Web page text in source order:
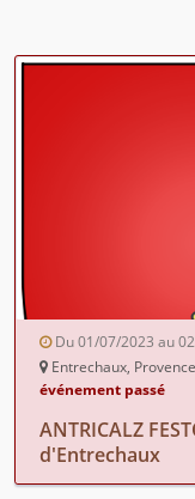
Du 01/07/2023 au
Entrechaux,
événement passé
ANTRICALZ
d'Entrechaux